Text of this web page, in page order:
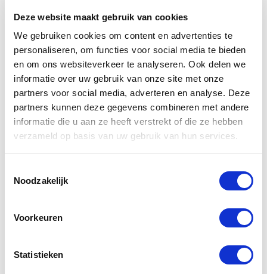
Deze website maakt gebruik van cookies
We gebruiken cookies om content en advertenties te
personaliseren, om functies voor social media te bieden
en om ons websiteverkeer te analyseren. Ook delen we
informatie over uw gebruik van onze site met onze
partners voor social media, adverteren en analyse. Deze
partners kunnen deze gegevens combineren met andere
informatie die u aan ze heeft verstrekt of die ze hebben
verzameld op basis van uw gebruik van hun services.
Noodzakelijk
Voorkeuren
Statistieken
moet houden bij het stoppen van je bedrijf, zoals
belastingen, openstaande rekeningen, facturering
en incasso. Zorg ervoor dat je alles op orde hebt
voordat je het bedrijf sluit. Het kan nuttig zijn om
een financieel adviseur of accountant in te
schakelen om je te helpen deze zaken af te
handelen en ervoor te zorgen dat je de juiste
beslissingen neemt en geen belangrijke zaken
over het hoofd ziet.
Bij het stopzetten van je bedrijf is het belangrijk
werknemers te behandelen. Overweeg om tijdig